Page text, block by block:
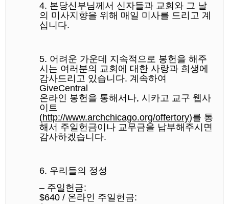
4. 본당신부님께서 신자들과 교회와 그 날
의 미사지향을 위해 매일 미사를 드리고 계
십니다.
5. 어려운 가운데 지속적으로 봉헌을 해주
시는 여러분의 교회에 대한 사랑과 희생에
감사드리고 있습니다. 계속하여
GiveCentral
온라인 봉헌을 통해서나, 시카고 교구 웹사
이트
(http://www.archchicago.org/offertory)를 통
해서 주일헌금이나 교무금을 납부해주시면
감사하겠습니다.
6. 우리들의 정성
– 주일헌금:
$640 / 온라인 주일헌금: